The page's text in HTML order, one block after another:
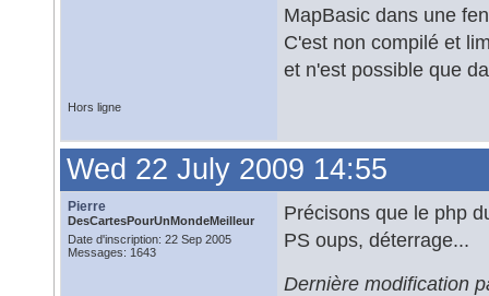
MapBasic dans une
C'est non compilé et
et n'est possible que
Hors ligne
Wed 22 July 2009 14:55
Pierre
DesCartesPourUnMondeMeilleur
Date d'inscription: 22 Sep 2005
Messages: 1643
Précisons que le php
PS oups, déterrage...
Dernière modification